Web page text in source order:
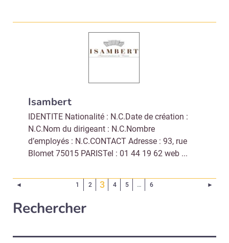
Isambert
IDENTITE Nationalité : N.C.Date de création :
N.C.Nom du dirigeant : N.C.Nombre
d’employés : N.C.CONTACT Adresse : 93, rue
Blomet 75015 PARISTel : 01 44 19 62 web ...
◄ 1 2 3(Page courante)
4 5 … 6 ►
Rechercher